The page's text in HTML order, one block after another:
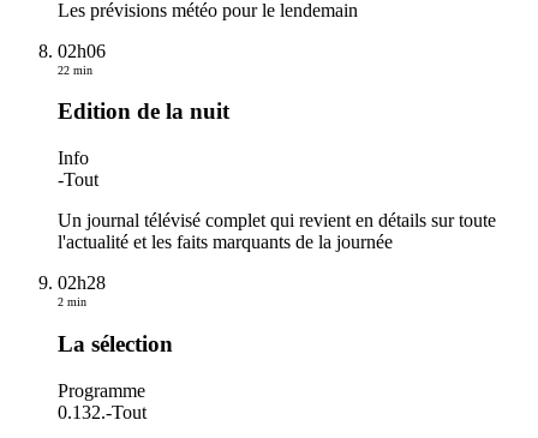
Les prévisions météo pour le lendemain
02h06
22 min
Edition de la nuit
Info
-Tout
Un journal télévisé complet qui revient en détails sur toute
l'actualité et les faits marquants de la journée
02h28
2 min
La sélection
Programme
0.132.-Tout